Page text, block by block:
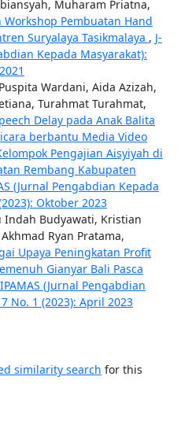
Muharam Priatna,
Pembuatan Hand
Suryalaya Tasikmalaya , J-
Kepada Masyarakat):
Wardani, Aida Azizah,
Turahmat Turahmat,
Delay pada Anak Balita
berbantu Media Video
Pengajian Aisyiyah di
Rembang Kabupaten
(Jurnal Pengabdian Kepada
Oktober 2023
Budyawati, Kristian
Ryan Pratama,
Upaya Peningkatan Profit
Gianyar Bali Pasca
(Jurnal Pengabdian
No. 1 (2023): April 2023
similarity search for this